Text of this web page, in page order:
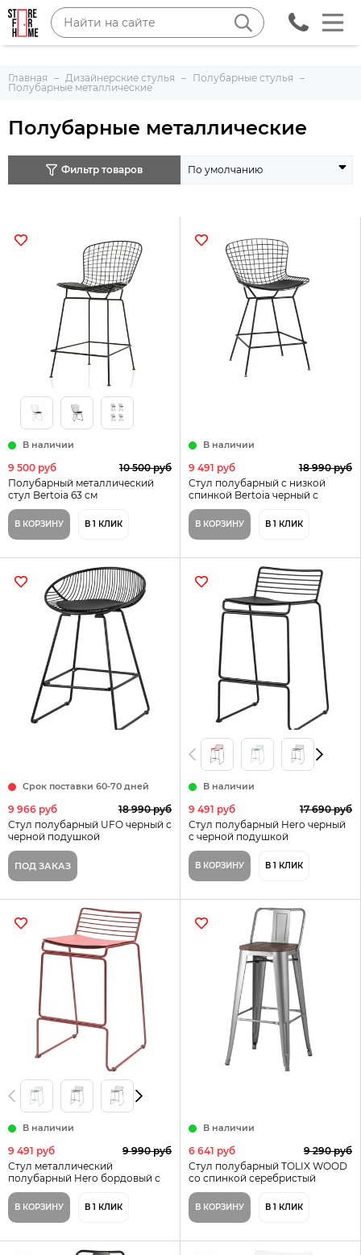
Главная Дизайнерские стулья
Полубарные стулья
Полубарные металлические
Полубарные металлические
Фильтр товаров
В наличии
9 500 руб
10 500 руб
Полубарный металлический
стул Bertoia 63 см
В КОРЗИНУ В 1 КЛИК
В наличии
9 491 руб
18 990 руб
Стул полубарный с низкой
спинкой Bertoia черный с
черной подушкой
В КОРЗИНУ В 1 КЛИК
Срок поставки 60-70 дней
9 966 руб
18 990 руб
Стул полубарный UFO черный с
черной подушкой
ПОД ЗАКАЗ
В наличии
9 491 руб
17 690 руб
Стул полубарный Hero черный
с черной подушкой
В КОРЗИНУ В 1 КЛИК
В наличии
9 491 руб
9 990 руб
Стул металлический
полубарный Hero бордовый с
подушкой
В КОРЗИНУ В 1 КЛИК
В наличии
6 641 руб
9 290 руб
Стул полубарный TOLIX WOOD
со спинкой серебристый
матовый
В КОРЗИНУ В 1 КЛИК